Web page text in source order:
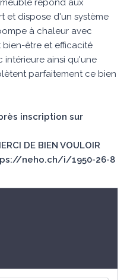
répond aux
et dispose d'un système
à chaleur avec
bien-être et efficacité
ainsi qu'une
parfaitement ce bien
inscription sur
DE BIEN VOULOIR
neho.ch/i/1950-26-8